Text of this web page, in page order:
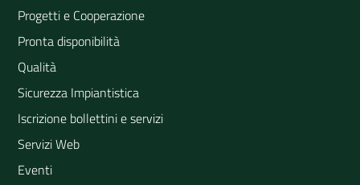
Progetti e Cooperazione
Pronta disponibilità
Qualità
Sicurezza Impiantistica
Iscrizione bollettini e servizi
Servizi Web
Eventi